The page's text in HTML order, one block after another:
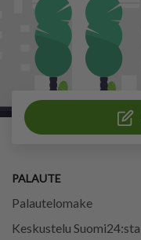
PALAUTE
Palautelomake
Keskustelu Suomi24:sta